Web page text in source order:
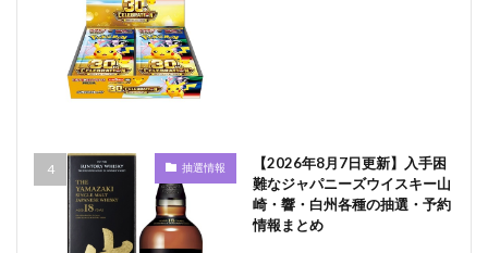
抽選情報
【2026年8月7日更新】入手困
難なジャパニーズウイスキー山
崎・響・白州各種の抽選・予約
情報まとめ